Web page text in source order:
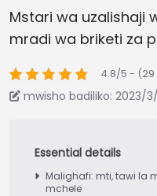
Mstari wa uzalishaji
mradi wa briketi za
4.8/5 - (29
mwisho badiliko: 2023/
Malighafi: mti, tawi la
mchele